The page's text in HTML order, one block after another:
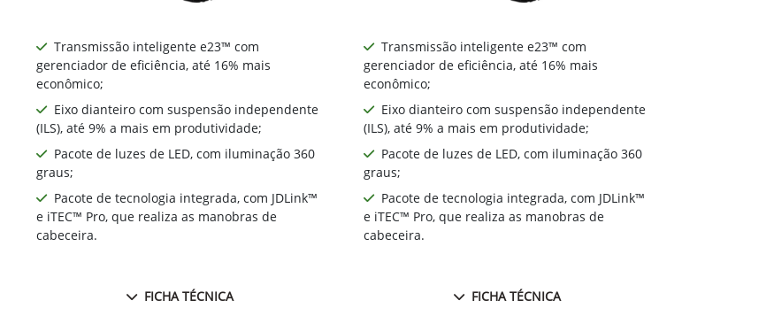
Transmissão inteligente e23™ com
gerenciador de eficiência, até 16% mais
econômico;
Eixo dianteiro com suspensão independente
(ILS), até 9% a mais em produtividade;
Pacote de luzes de LED, com iluminação 360
graus;
Pacote de tecnologia integrada, com JDLink™
e iTEC™ Pro, que realiza as manobras de
cabeceira.
FICHA TÉCNICA
Transmissão inteligente e23™ com
gerenciador de eficiência, até 16% mais
econômico;
Eixo dianteiro com suspensão independente
(ILS), até 9% a mais em produtividade;
Pacote de luzes de LED, com iluminação 360
graus;
Pacote de tecnologia integrada, com JDLink™
e iTEC™ Pro, que realiza as manobras de
cabeceira.
FICHA TÉCNICA